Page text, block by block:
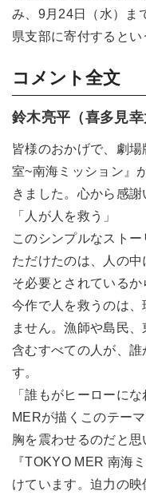
み、9月24日（水）ま
県支部に寄付するとい
コメント全文
鈴木亮平（喜多見幸
皆様のおかげで、劇
室~南海ミッション』
きました。心から感謝
「人が人を救う」
このシンプルなスト
ただけたのは、人の
そ必要とされているか
今作で人を救うのは
ません。漁師や島民
含むすべての人が、
す。
「誰もがヒーローにな
MERが描くこのテー
胸を震わせるのだと思
『TOKYO MER 南海
けています。迫力の